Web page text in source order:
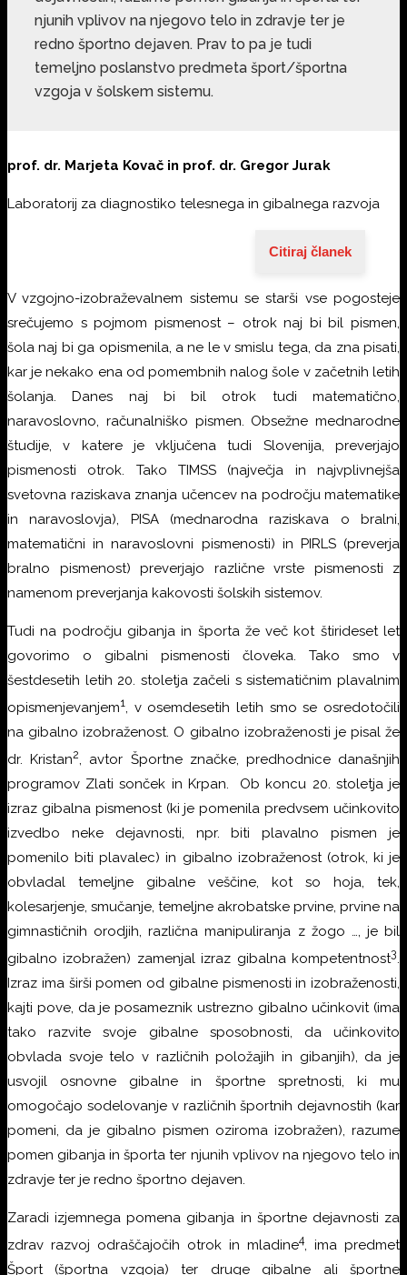
njunih vplivov na njegovo telo in zdravje ter je
redno športno dejaven. Prav to pa je tudi
temeljno poslanstvo predmeta šport/športna
vzgoja v šolskem sistemu.
prof. dr. Marjeta Kovač in prof. dr. Gregor Jurak
Laboratorij za diagnostiko telesnega in gibalnega razvoja
Citiraj članek
V vzgojno-izobraževalnem sistemu se starši vse pogosteje
srečujemo s pojmom pismenost – otrok naj bi bil pismen,
šola naj bi ga opismenila, a ne le v smislu tega, da zna pisati,
kar je nekako ena od pomembnih nalog šole v začetnih letih
šolanja. Danes naj bi bil otrok tudi matematično,
naravoslovno, računalniško pismen. Obsežne mednarodne
študije, v katere je vključena tudi Slovenija, preverjajo
pismenosti otrok. Tako TIMSS (največja in najvplivnejša
svetovna raziskava znanja učencev na področju matematike
in naravoslovja), PISA (mednarodna raziskava o bralni,
matematični in naravoslovni pismenosti) in PIRLS (preverja
bralno pismenost) preverjajo različne vrste pismenosti z
namenom preverjanja kakovosti šolskih sistemov.
Tudi na področju gibanja in športa že več kot štirideset let
govorimo o gibalni pismenosti človeka. Tako smo v
šestdesetih letih 20. stoletja začeli s sistematičnim plavalnim
opismenjevanjem1, v osemdesetih letih smo se osredotočili
na gibalno izobraženost. O gibalno izobraženosti je pisal že
dr. Kristan2, avtor Športne značke, predhodnice današnjih
programov Zlati sonček in Krpan. Ob koncu 20. stoletja je
izraz gibalna pismenost (ki je pomenila predvsem učinkovito
izvedbo neke dejavnosti, npr. biti plavalno pismen je
pomenilo biti plavalec) in gibalno izobraženost (otrok, ki je
obvladal temeljne gibalne veščine, kot so hoja, tek,
kolesarjenje, smučanje, temeljne akrobatske prvine, prvine na
gimnastičnih orodjih, različna manipuliranja z žogo …, je bil
gibalno izobražen) zamenjal izraz gibalna kompetentnost3.
Izraz ima širši pomen od gibalne pismenosti in izobraženosti,
kajti pove, da je posameznik ustrezno gibalno učinkovit (ima
tako razvite svoje gibalne sposobnosti, da učinkovito
obvlada svoje telo v različnih položajih in gibanjih), da je
usvojil osnovne gibalne in športne spretnosti, ki mu
omogočajo sodelovanje v različnih športnih dejavnostih (kar
pomeni, da je gibalno pismen oziroma izobražen), razume
pomen gibanja in športa ter njunih vplivov na njegovo telo in
zdravje ter je redno športno dejaven.
Zaradi izjemnega pomena gibanja in športne dejavnosti za
zdrav razvoj odraščajočih otrok in mladine4, ima predmet
Šport (športna vzgoja) ter druge gibalne ali športne